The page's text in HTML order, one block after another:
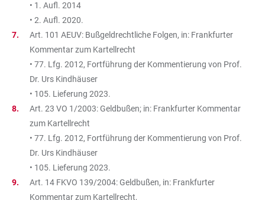
• 1. Aufl. 2014
• 2. Aufl. 2020.
Art. 101 AEUV: Bußgeldrechtliche Folgen, in: Frankfurter
Kommentar zum Kartellrecht
• 77. Lfg. 2012, Fortführung der Kommentierung von Prof.
Dr. Urs Kindhäuser
• 105. Lieferung 2023.
Art. 23 VO 1/2003: Geldbußen; in: Frankfurter Kommentar
zum Kartellrecht
• 77. Lfg. 2012, Fortführung der Kommentierung von Prof.
Dr. Urs Kindhäuser
• 105. Lieferung 2023.
Art. 14 FKVO 139/2004: Geldbußen, in: Frankfurter
Kommentar zum Kartellrecht,